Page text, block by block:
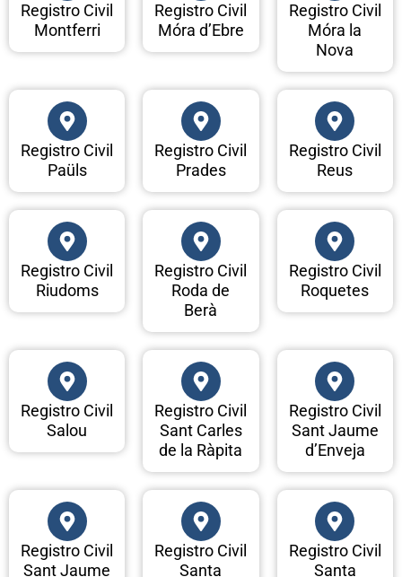
Registro Civil
Montferri
Registro Civil
Móra d’Ebre
Registro Civil
Móra la
Nova
Registro Civil
Paüls
Registro Civil
Prades
Registro Civil
Reus
Registro Civil
Riudoms
Registro Civil
Roda de
Berà
Registro Civil
Roquetes
Registro Civil
Salou
Registro Civil
Sant Carles
de la Ràpita
Registro Civil
Sant Jaume
d’Enveja
Registro Civil
Sant Jaume
Registro Civil
Santa
Registro Civil
Santa